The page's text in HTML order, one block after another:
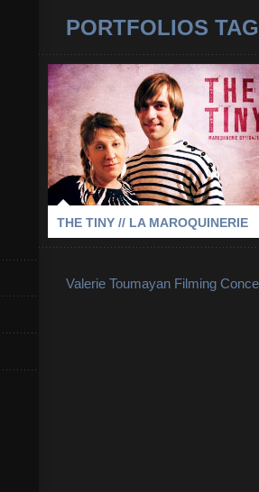
PORTFOLIOS
THE TINY // LA
MAROQUINERIE
2010 - LA MAROQUINERIE
LES FEMMES S'EN MÊLENT-PARIS THE
THE TINY // LA MAROQUINERIE
Valerie Toumayan Filming